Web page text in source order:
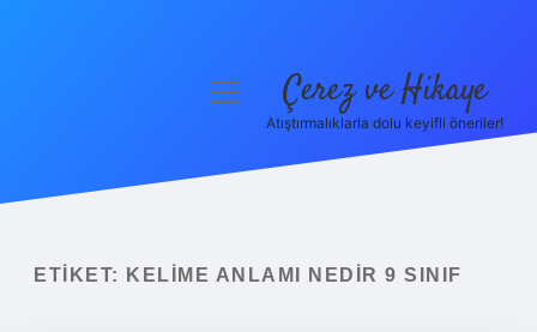
Yasal Uyarı
menüyü Çerez ve Hikaye
Atıştırmalıklarla dolu keyifli öneriler!
ETIKET: KELIME ANLAMI NEDIR 9 SINIF